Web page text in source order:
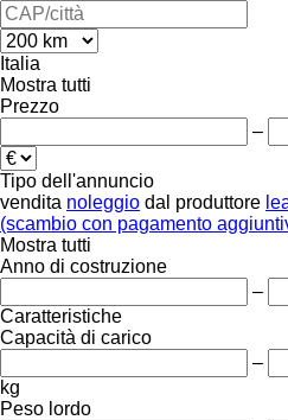
Italia
Mostra tutti
Prezzo
–
Tipo dell'annuncio
vendita noleggio dal produttore
(scambio con pagamento
Mostra tutti
Anno di costruzione
–
Caratteristiche
Capacità di carico
–
kg
Peso lordo